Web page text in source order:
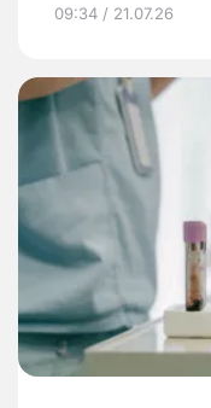
09:34 / 21.07.26